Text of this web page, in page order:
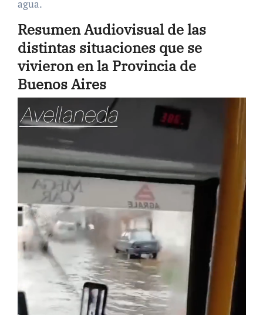
agua.
Resumen Audiovisual de las
distintas situaciones que se
vivieron en la Provincia de
Buenos Aires